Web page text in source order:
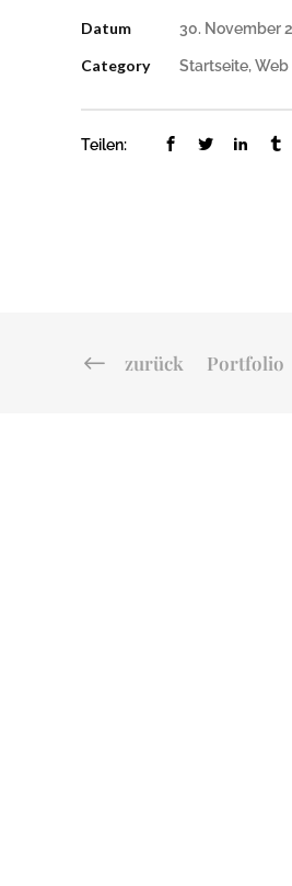
Datum 30. November
Category Startseite, Web
Teilen:
zurück Portfolio